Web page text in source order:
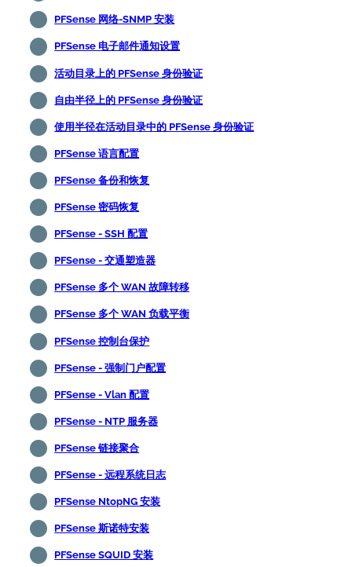
PFSense 网络-SNMP 安装
PFSense 电子邮件通知设置
活动目录上的 PFSense 身份验证
自由半径上的 PFSense 身份验证
使用半径在活动目录中的 PFSense 身份验证
PFSense 语言配置
PFSense 备份和恢复
PFSense 密码恢复
PFSense - SSH 配置
PFSense - 交通塑造器
PFSense 多个 WAN 故障转移
PFSense 多个 WAN 负载平衡
PFSense 控制台保护
PFSense - 强制门户配置
PFSense - Vlan 配置
PFSense - NTP 服务器
PFSense 链接聚合
PFSense - 远程系统日志
PFSense NtopNG 安装
PFSense 斯诺特安装
PFSense SQUID 安装